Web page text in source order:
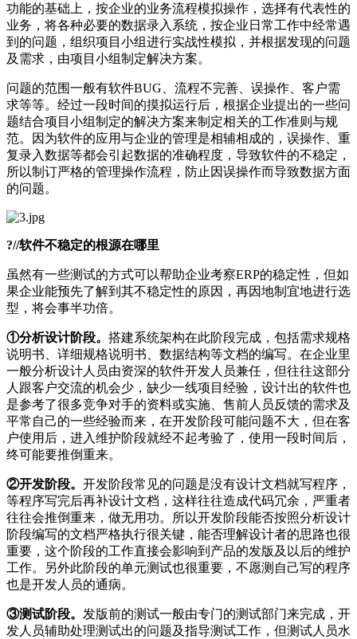
功能的基础上，按企业的业务流程模拟操作，选择有代表性的
业务，将各种必要的数据录入系统，按企业日常工作中经常遇
到的问题，组织项目小组进行实战性模拟，并根据发现的问题
及需求，由项目小组制定解决方案。
问题的范围一般有软件BUG、流程不完善、误操作、客户需
求等等。经过一段时间的摸拟运行后，根据企业提出的一些问
题结合项目小组制定的解决方案来制定相关的工作准则与规
范。因为软件的应用与企业的管理是相辅相成的，误操作、重
复录入数据等都会引起数据的准确程度，导致软件的不稳定，
所以制订严格的管理操作流程，防止因误操作而导致数据方面
的问题。
?//软件不稳定的根源在哪里
虽然有一些测试的方式可以帮助企业考察ERP的稳定性，但如
果企业能预先了解到其不稳定性的原因，再因地制宜地进行选
型，将会事半功倍。
①分析设计阶段。 搭建系统架构在此阶段完成，包括需求规格
说明书、详细规格说明书、数据结构等文档的编写。在企业里
一般分析设计人员由资深的软件开发人员兼任，但往往这部分
人跟客户交流的机会少，缺少一线项目经验，设计出的软件也
是参考了很多竞争对手的资料或实施、售前人员反馈的需求及
平常自己的一些经验而来，在开发阶段可能问题不大，但在客
户使用后，进入维护阶段就经不起考验了，使用一段时间后，
终可能要推倒重来。
②开发阶段。 开发阶段常见的问题是没有设计文档就写程序，
等程序写完后再补设计文档，这样往往造成代码冗余，严重者
往往会推倒重来，做无用功。所以开发阶段能否按照分析设计
阶段编写的文档严格执行很关键，能否理解设计者的思路也很
重要，这个阶段的工作直接会影响到产品的发版及以后的维护
工作。另外此阶段的单元测试也很重要，不愿测自己写的程序
也是开发人员的通病。
③测试阶段。 发版前的测试一般由专门的测试部门来完成，开
发人员辅助处理测试出的问题及指导测试工作，但测试人员水